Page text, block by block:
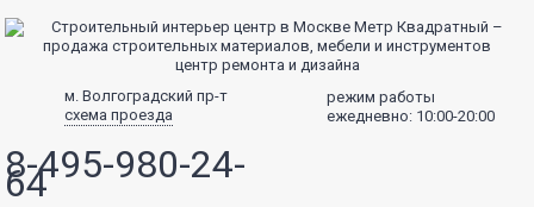
центр ремонта и дизайна
м. Волгоградский пр-т
схема проезда
режим работы
ежедневно: 10:00-20:00
8-495-980-24-
64